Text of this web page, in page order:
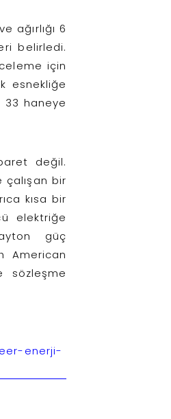
ağırlığı 6
belirledi.
için
esnekliğe
33 haneye
değil.
çalışan bir
kısa bir
elektriğe
güç
American
sözleşme
enerji-